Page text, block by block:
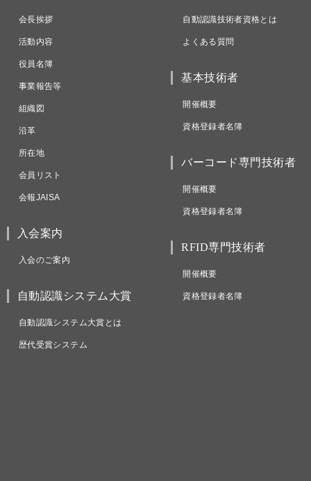
会長挨拶
活動内容
役員名簿
事業報告等
組織図
沿革
所在地
会員リスト
会報JAISA
入会案内
入会のご案内
自動認識システム大賞
自動認識システム大賞とは
歴代受賞システム
自動認識技術者資格とは
よくある質問
基本技術者
開催概要
資格登録者名簿
バーコード専門技術者
開催概要
資格登録者名簿
RFID専門技術者
開催概要
資格登録者名簿